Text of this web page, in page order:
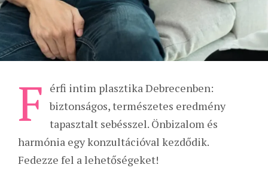
F érfi intim plasztika Debrecenben:
biztonságos, természetes eredmény
tapasztalt sebésszel. Önbizalom és
harmónia egy konzultációval kezdődik.
Fedezze fel a lehetőségeket!